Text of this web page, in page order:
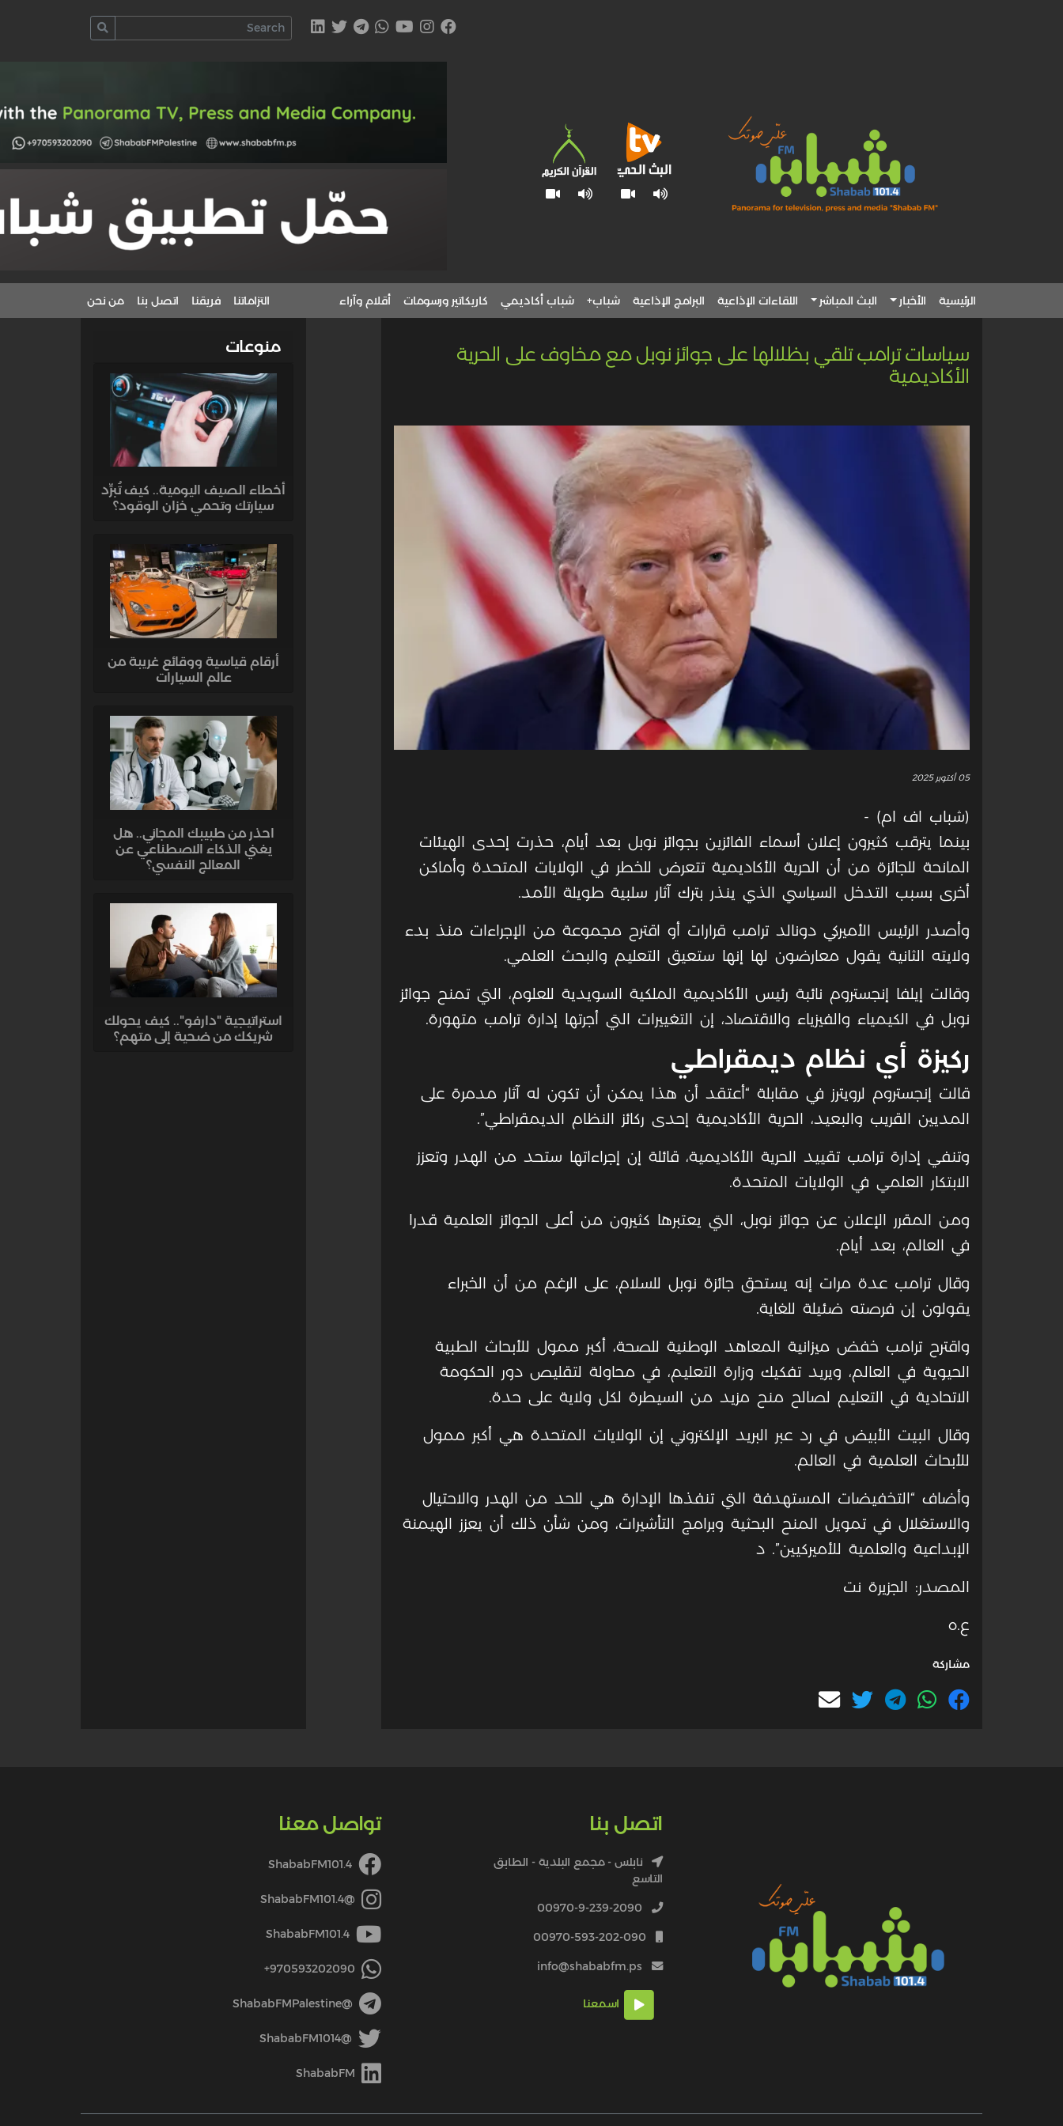
الرئيسية الأخبار البث المباشر اللقاءات الإذاعية البرامج الإذاعية شباب+ شباب أكاديمي كاريكاتير ورسومات أقلام وآراء التزاماتنا فريقنا اتصل بنا من نحن
سياسات ترامب تلقي بظلالها على جوائز نوبل مع مخاوف على الحرية
الأكاديمية
05 أكتوبر 2025
(شباب اف ام) -
بينما يترقب كثيرون إعلان أسماء الفائزين بجوائز نوبل بعد أيام، حذرت إحدى الهيئات
المانحة للجائزة من أن الحرية الأكاديمية تتعرض للخطر في الولايات المتحدة وأماكن
أخرى بسبب التدخل السياسي الذي ينذر بترك آثار سلبية طويلة الأمد.
وأصدر الرئيس الأميركي دونالد ترامب قرارات أو اقترح مجموعة من الإجراءات منذ بدء
ولايته الثانية يقول معارضون لها إنها ستعيق التعليم والبحث العلمي.
وقالت إيلفا إنجستروم نائبة رئيس الأكاديمية الملكية السويدية للعلوم، التي تمنح جوائز
نوبل في الكيمياء والفيزياء والاقتصاد، إن التغييرات التي أجرتها إدارة ترامب متهورة.
ركيزة أي نظام ديمقراطي
قالت إنجستروم لرويترز في مقابلة “أعتقد أن هذا يمكن أن تكون له آثار مدمرة على
المديين القريب والبعيد، الحرية الأكاديمية إحدى ركائز النظام الديمقراطي”.
وتنفي إدارة ترامب تقييد الحرية الأكاديمية، قائلة إن إجراءاتها ستحد من الهدر وتعزز
الابتكار العلمي في الولايات المتحدة.
ومن المقرر الإعلان عن جوائز نوبل، التي يعتبرها كثيرون من أعلى الجوائز العلمية قدرا
في العالم، بعد أيام.
وقال ترامب عدة مرات إنه يستحق جائزة نوبل للسلام، على الرغم من أن الخبراء
يقولون إن فرصته ضئيلة للغاية.
واقترح ترامب خفض ميزانية المعاهد الوطنية للصحة، أكبر ممول للأبحاث الطبية
الحيوية في العالم، ويريد تفكيك وزارة التعليم، في محاولة لتقليص دور الحكومة
الاتحادية في التعليم لصالح منح مزيد من السيطرة لكل ولاية على حدة.
وقال البيت الأبيض في رد عبر البريد الإلكتروني إن الولايات المتحدة هي أكبر ممول
للأبحاث العلمية في العالم.
وأضاف “التخفيضات المستهدفة التي تنفذها الإدارة هي للحد من الهدر والاحتيال
والاستغلال في تمويل المنح البحثية وبرامج التأشيرات، ومن شأن ذلك أن يعزز الهيمنة
الإبداعية والعلمية للأميركيين”. د
المصدر: الجزيرة نت
ع.ه
مشاركة
منوعات
أخطاء الصيف اليومية.. كيف تُبرِّد
سيارتك وتحمي خزان الوقود؟
أرقام قياسية ووقائع غريبة من
عالم السيارات
احذر من طبيبك المجاني.. هل
يغني الذكاء الاصطناعي عن
المعالج النفسي؟
استراتيجية "دارفو".. كيف يحولك
شريكك من ضحية إلى متهم؟
اتصل بنا
نابلس - مجمع البلدية - الطابق
التاسع
00970-9-239-2090
00970-593-202-090
info@shababfm.ps
اسمعنا
تواصل معنا
ShababFM101.4
@ShababFM101.4
ShababFM101.4
970593202090+
@ShababFMPalestine
@ShababFM1014
ShababFM